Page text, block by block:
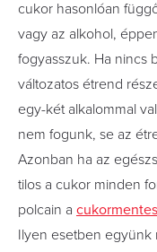
cukor hasonlóan
vagy az alkohol,
fogyasszuk. Ha nincs
változatos étrend
egy-két alkalommal
nem fogunk, se az
Azonban ha az
tilos a cukor minden
polcain a
Ilyen esetben együnk